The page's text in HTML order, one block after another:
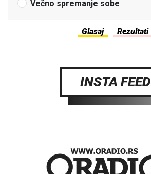
Večno spremanje sobe
INSTA FEED